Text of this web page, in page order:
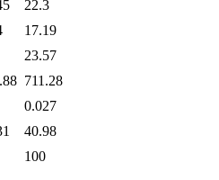
22.3
17.19
23.57
711.28
0.027
40.98
100